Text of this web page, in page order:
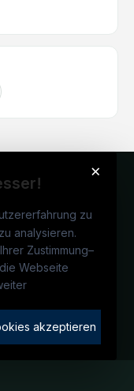
×
zu
analysieren.
Zustimmung–
Webseite
akzeptieren